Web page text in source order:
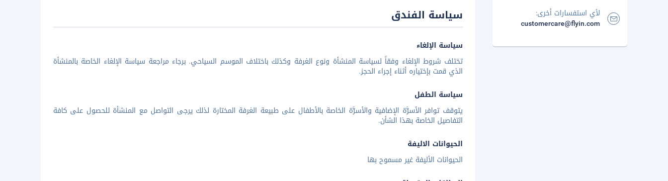
سياسة الفندق
سياسة الإلغاء
تختلف شروط الإلغاء وفقاً لسياسة المنشأة ونوع الغرفة وكذلك باختلاف الموسم السياحي. برجاء مراجعة سياسة الإلغاء الخاصة بالمنشأة
الذي قمت بإختياره أثناء إجراء الحجز.
سياسة الطفل
يتوقف توافر الأسرَّة الإضافية والأسرَّة الخاصة بالأطفال على طبيعة الغرفة المختارة لذلك يرجى التواصل مع المنشأة للحصول على كافة
التفاصيل الخاصة بهذا الشأن.
الحيوانات الاليفة
الحيوانات الأليفة غير مسموح بها
لأي استفسارات أخرى:
customercare@flyin.com